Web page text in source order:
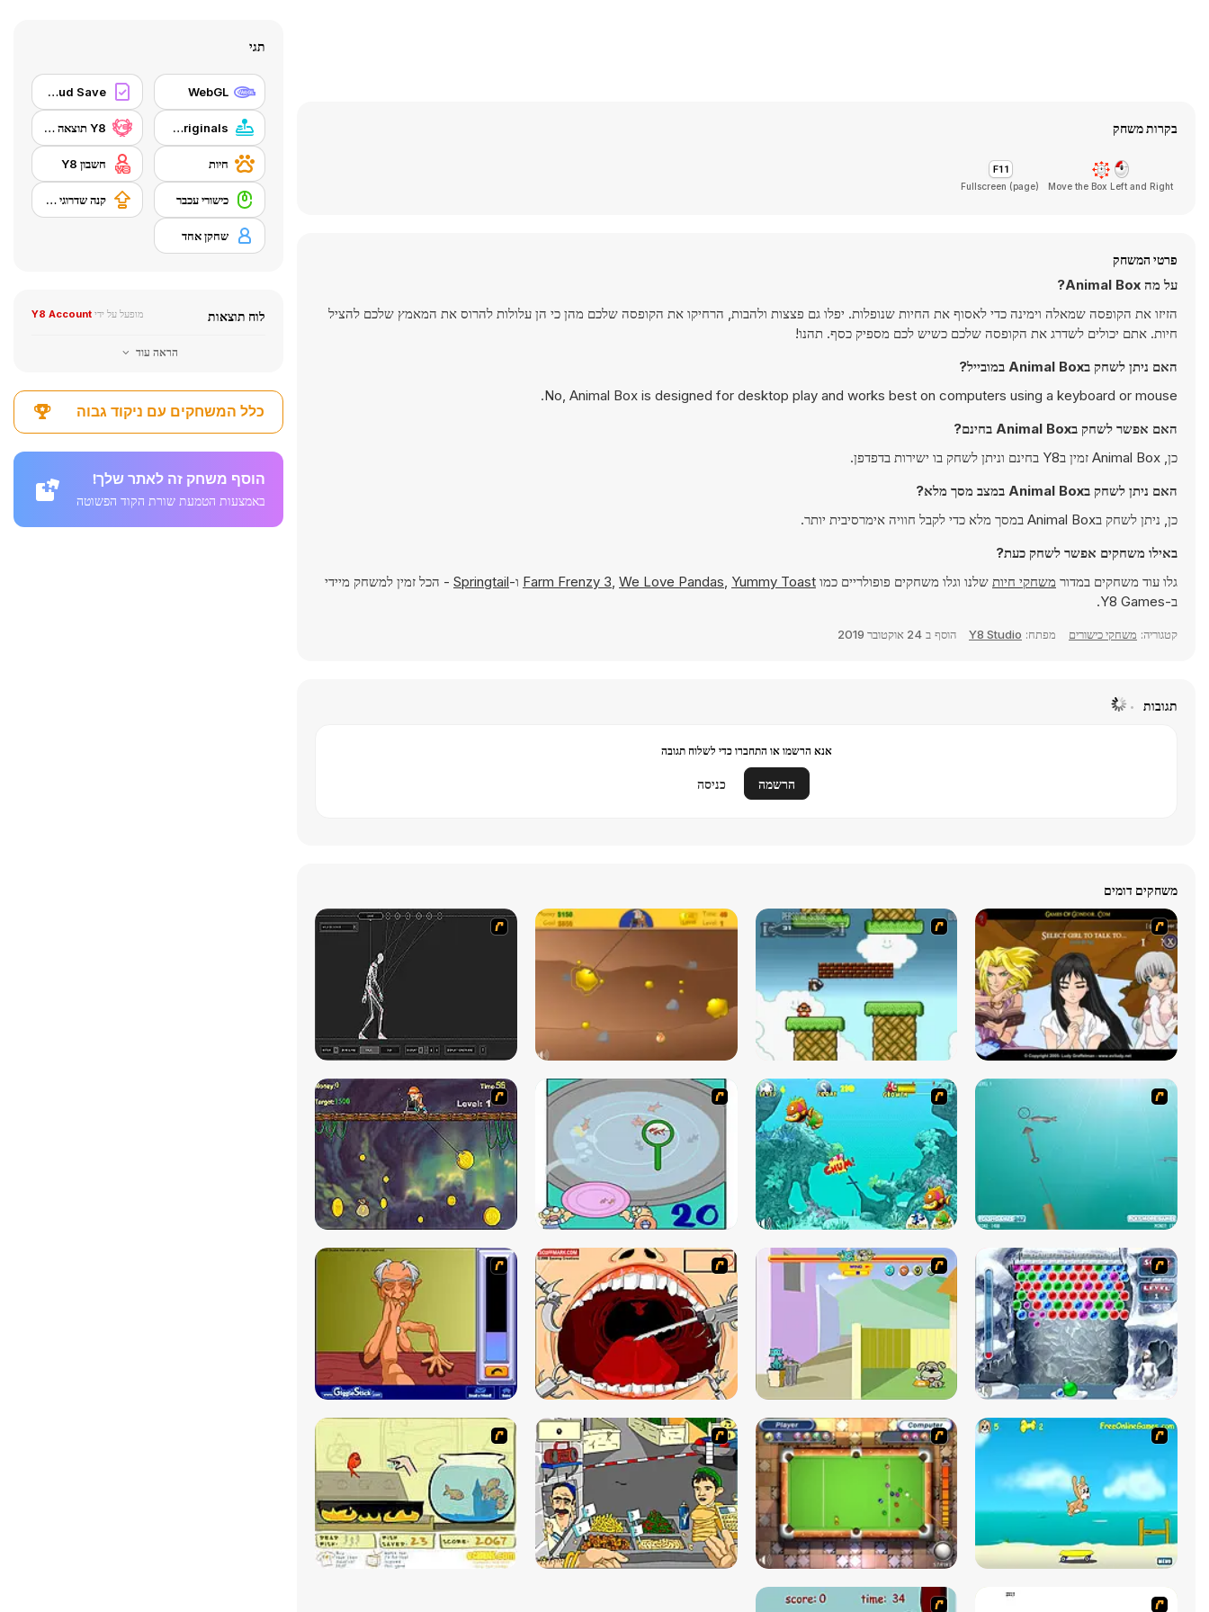
בקרות משחק
Move the Box Left and Right
Fullscreen (page)
פרטי המשחק
על מה Animal Box?
הזיזו את הקופסה שמאלה וימינה כדי לאסוף את החיות שנופלות. יפלו גם פצצות ולהבות, הרחיקו את הקופסה שלכם מהן כי הן עלולות להרוס את המאמץ שלכם להציל
חיות. אתם יכולים לשדרג את הקופסה שלכם כשיש לכם מספיק כסף. תהנו!
האם ניתן לשחק בAnimal Box במובייל?
No, Animal Box is designed for desktop play and works best on computers using a keyboard or mouse.
האם אפשר לשחק בAnimal Box בחינם?
כן, Animal Box זמין בY8 בחינם וניתן לשחק בו ישירות בדפדפן.
האם ניתן לשחק בAnimal Box במצב מסך מלא?
כן, ניתן לשחק בAnimal Box במסך מלא כדי לקבל חוויה אימרסיבית יותר.
באילו משחקים אפשר לשחק כעת?
גלו עוד משחקים במדור משחקי חיות שלנו וגלו משחקים פופולריים כמו Farm Frenzy 3, We Love Pandas, Yummy Toast ו-Springtail - הכל זמין למשחק מיידי
ב-Y8 Games.
קטגוריה: משחקי כישורים מפתח: Y8 Studio הוסף ב 24 אוקטובר 2019
תגובות
אנא הרשמו או התחברו כדי לשלוח תגובה
הרשמה כניסה
משחקים דומים
תגי
WebGL
Y8 Cloud Save
Y8 Originals Y8 תוצאה גבוהה
חיות חשבון Y8
כישורי עכבר קנה שדרוגי ציוד
שחקן אחד
לוח תוצאות מופעל על ידי Y8 Account
הראה עוד
כלל המשחקים עם ניקוד גבוה
הוסף משחק זה לאתר שלך!
באמצעות הטמעת שורת הקוד הפשוטה